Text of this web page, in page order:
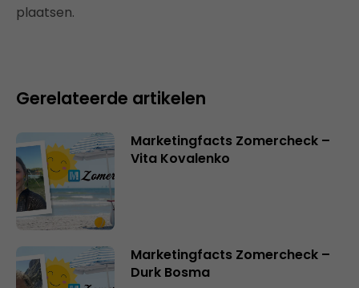
plaatsen.
Gerelateerde artikelen
Marketingfacts Zomercheck –
Vita Kovalenko
Marketingfacts Zomercheck –
Durk Bosma